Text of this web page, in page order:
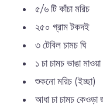
৫/৬ টি কাঁচা মরিচ
২৫০ গ্রাম টকদই
৩ টেবিল চামচ ঘি
১ চা চামচ ভাঙা মাওয়া
শুকনো মরিচ (ইচ্ছা)
আধা চা চামচ কেওড়া